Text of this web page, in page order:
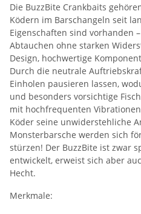
Die BuzzBite Crankbaits
Ködern im Barschangeln seit
Eigenschaften sind vorhanden
Abtauchen ohne starken
Design, hochwertige
Durch die neutrale
Einholen pausieren lassen,
und besonders vorsichtige
mit hochfrequenten
Köder seine unwiderstehliche
Monsterbarsche werden sich
stürzen! Der BuzzBite ist zwar
entwickelt, erweist sich aber
Hecht.
Merkmale: